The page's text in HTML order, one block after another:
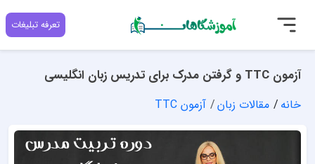
تعرفه تبلیغات
آزمون TTC و گرفتن مدرک برای تدریس زبان انگلیسی
خانه مقالات زبان آزمون TTC